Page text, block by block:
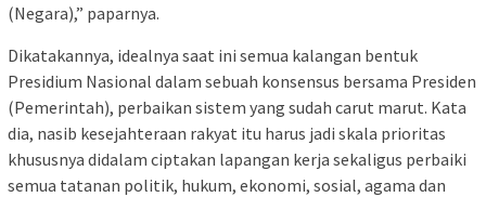
(Negara),” paparnya.
Dikatakannya, idealnya saat ini semua kalangan bentuk
Presidium Nasional dalam sebuah konsensus bersama Presiden
(Pemerintah), perbaikan sistem yang sudah carut marut. Kata
dia, nasib kesejahteraan rakyat itu harus jadi skala prioritas
khususnya didalam ciptakan lapangan kerja sekaligus perbaiki
semua tatanan politik, hukum, ekonomi, sosial, agama dan